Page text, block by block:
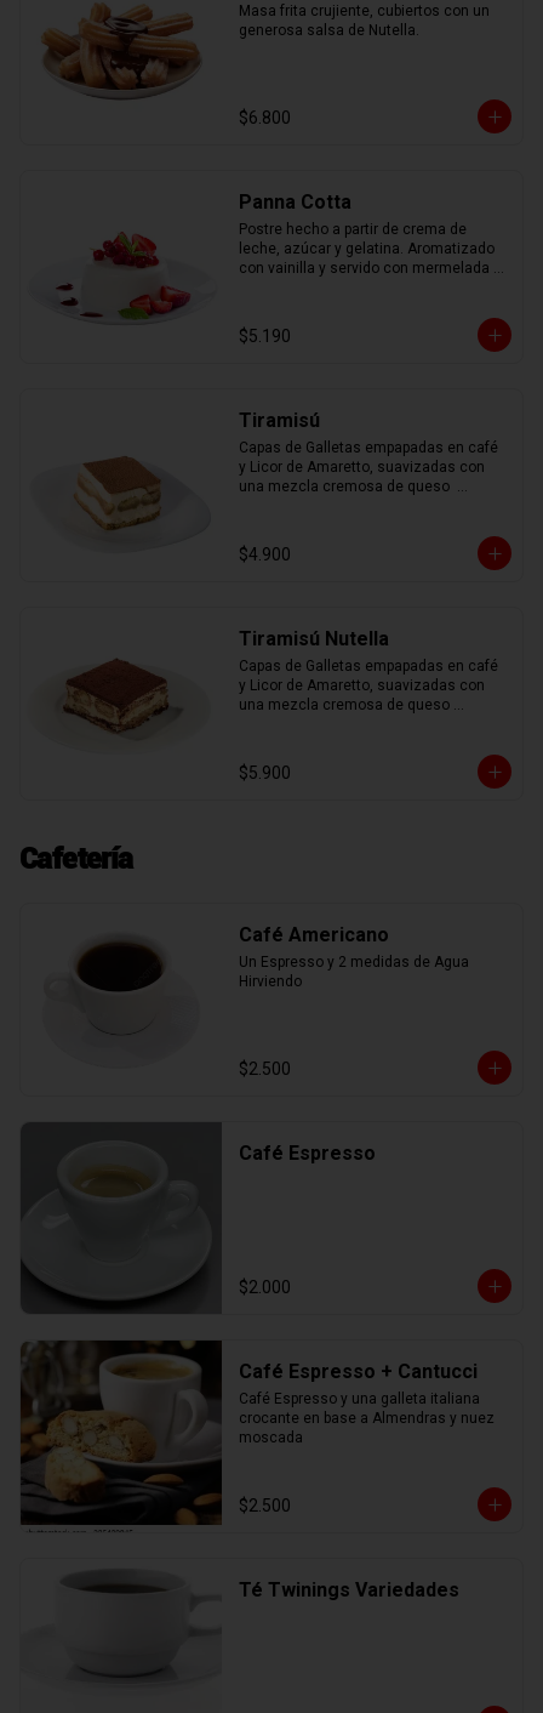
Masa frita crujiente, cubiertos con un
generosa salsa de Nutella.
$6.800
Panna Cotta
Postre hecho a partir de crema de
leche, azúcar y gelatina. Aromatizado
con vainilla y servido con mermelada
$5.190
Tiramisú
Capas de Galletas empapadas en café
y Licor de Amaretto, suavizadas con
una mezcla cremosa de queso
$4.900
Tiramisú Nutella
Capas de Galletas empapadas en café
y Licor de Amaretto, suavizadas con
una mezcla cremosa de queso
$5.900
Cafetería
Café Americano
Un Espresso y 2 medidas de Agua
Hirviendo
$2.500
Café Espresso
$2.000
Café Espresso + Cantucci
Café Espresso y una galleta italiana
crocante en base a Almendras y nuez
moscada
$2.500
Té Twinings Variedades